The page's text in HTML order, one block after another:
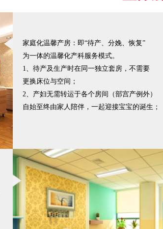
家庭化温馨产房：即“待产、分娩、恢复”
为一体的温馨化产科服务模式。
1、待产及生产时在同一独立套房，不需要
更换床位与空间；
2、产妇无需转运于各个房间（部宫产例外）
自始至终由家人陪伴，一起迎接宝宝的诞生；